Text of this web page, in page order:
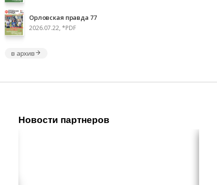
Орловская правда 77
2026.07.22, *PDF
в архив
Новости партнеров